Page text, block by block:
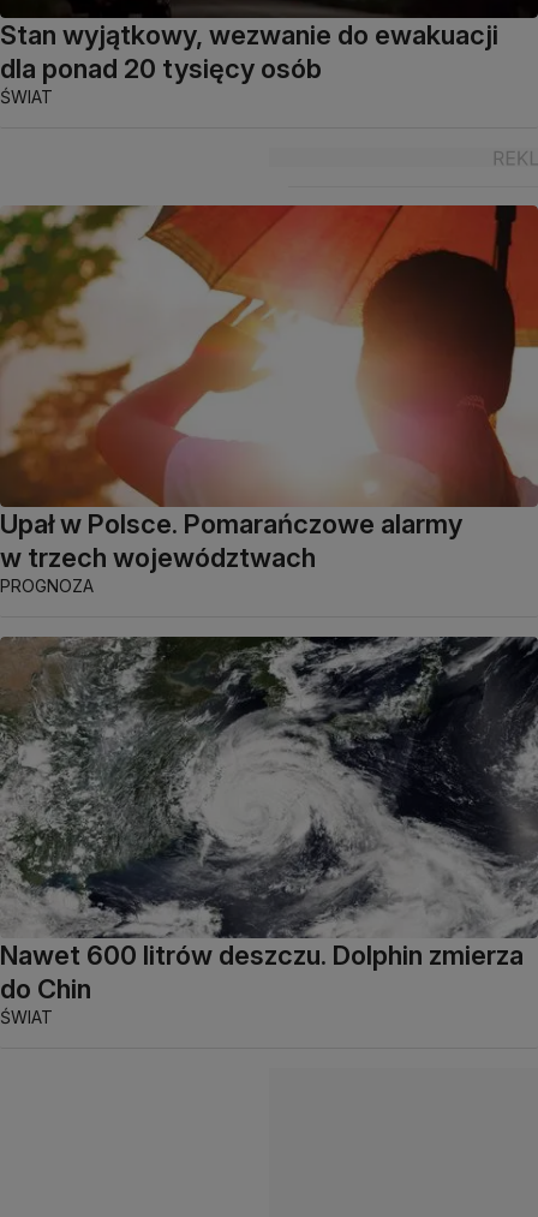
Stan wyjątkowy, wezwanie do ewakuacji
dla ponad 20 tysięcy osób
ŚWIAT
Upał w Polsce. Pomarańczowe alarmy
w trzech województwach
PROGNOZA
Nawet 600 litrów deszczu. Dolphin zmierza
do Chin
ŚWIAT